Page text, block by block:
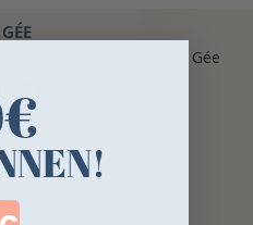
Set Easy Ponam La Gée
ends in: